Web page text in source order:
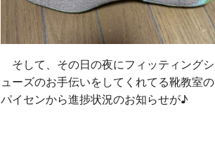
そして、その日の夜にフィッティングシ
ューズのお手伝いをしてくれてる靴教室の
パイセンから進捗状況のお知らせが♪